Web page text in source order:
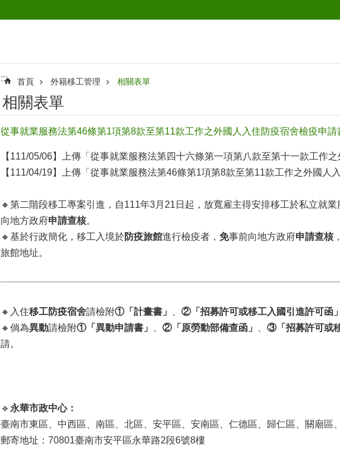
::: 首頁 外籍移工管理 相關表單
相關表單
從事就業服務法第46條第1項第8款至第11款工作之外國人入住防疫宿舍檢疫申請
【111/05/06】上傳「從事就業服務法第四十六條第一項第八款至第十一款工作
【111/04/19】上傳「從事就業服務法第46條第1項第8款至第11款工作之外國人
🔸第二階段移工專案引進，自111年3月21日起，放寬雇主得安排移工於私立就業
向地方政府申請查核。
🔸基於行政簡化，移工入境於防疫旅館進行檢疫者， 免事前向地方政府申請查核
旅館地址。
🔸入住移工防疫宿舍請檢附①「計畫書」 ②「招募許可或移工入國引進許可函」
🔸倘為異動請檢附①「異動申請書」 ②「原勞動部備查函」 ③「招募許可或
請。
🔹 永華市政中心：
臺南市東區、中西區、南區、北區、安平區、安南區、仁德區、歸仁區、關廟區
郵寄地址：70801臺南市安平區永華路2段6號8樓